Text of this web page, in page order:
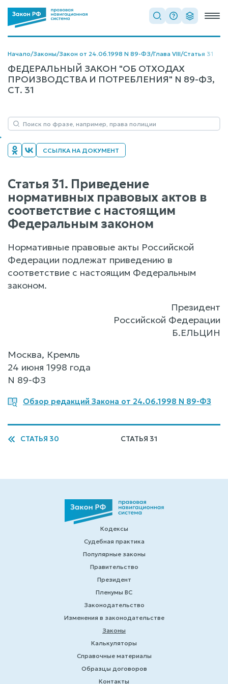
Начало/Законы/Закон от 24.06.1998 N 89-ФЗ/Глава VIII/Статья 31
ФЕДЕРАЛЬНЫЙ ЗАКОН "ОБ ОТХОДАХ
ПРОИЗВОДСТВА И ПОТРЕБЛЕНИЯ" N 89-ФЗ,
СТ. 31
ССЫЛКА НА ДОКУМЕНТ
Статья 31. Приведение
нормативных правовых актов в
соответствие с настоящим
Федеральным законом
Нормативные правовые акты Российской
Федерации подлежат приведению в
соответствие с настоящим Федеральным
законом.
Президент
Российской Федерации
Б.ЕЛЬЦИН
Москва, Кремль
24 июня 1998 года
N 89-ФЗ
Обзор редакций Закона от 24.06.1998 N 89-ФЗ
СТАТЬЯ 30 СТАТЬЯ 31
Кодексы
Судебная практика
Популярные законы
Правительство
Президент
Пленумы ВС
Законодательство
Изменения в законодательстве
Законы
Калькуляторы
Справочные материалы
Образцы договоров
Контакты